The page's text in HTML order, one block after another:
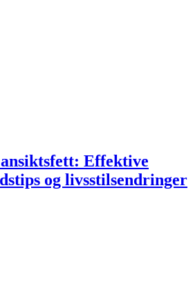
Effektive
og livsstilsendringer